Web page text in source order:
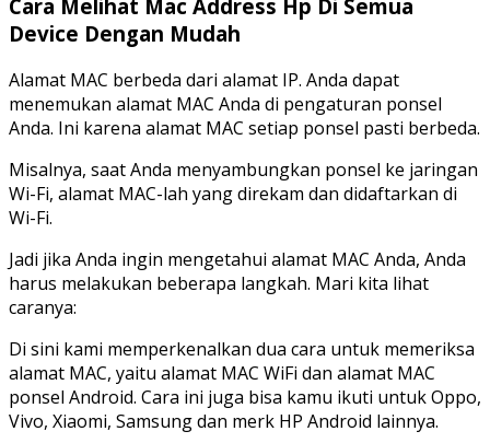
Cara Melihat Mac Address Hp Di Semua
Device Dengan Mudah
Alamat MAC berbeda dari alamat IP. Anda dapat
menemukan alamat MAC Anda di pengaturan ponsel
Anda. Ini karena alamat MAC setiap ponsel pasti berbeda.
Misalnya, saat Anda menyambungkan ponsel ke jaringan
Wi-Fi, alamat MAC-lah yang direkam dan didaftarkan di
Wi-Fi.
Jadi jika Anda ingin mengetahui alamat MAC Anda, Anda
harus melakukan beberapa langkah. Mari kita lihat
caranya:
Di sini kami memperkenalkan dua cara untuk memeriksa
alamat MAC, yaitu alamat MAC WiFi dan alamat MAC
ponsel Android. Cara ini juga bisa kamu ikuti untuk Oppo,
Vivo, Xiaomi, Samsung dan merk HP Android lainnya.